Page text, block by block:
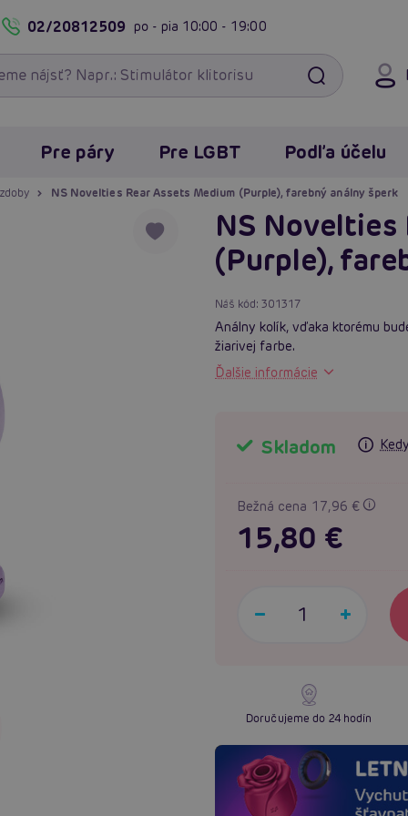
02/20812509 po - pia 10:00 - 19:00
Pre páry Pre LGBT Podľa účelu
NS Novelties Rear Assets Medium (Purple), farebný análny šperk
NS Novelties
(Purple),
Náš kód:301317
Análny kolík, vďaka ktorému
žiarivej farbe.
Ďalšie informácie
Skladom
Bežná cena 17,96 €
15,80 €
Doručujeme do 24 hodín